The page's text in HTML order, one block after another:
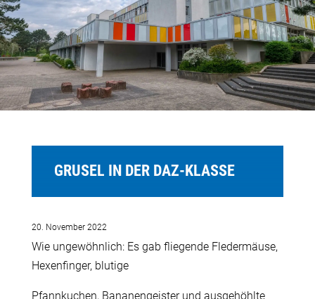
GRUSEL IN DER DAZ-KLASSE
20. November 2022
Wie ungewöhnlich: Es gab fliegende Fledermäuse,
Hexenfinger, blutige
Pfannkuchen, Bananengeister und ausgehöhlte